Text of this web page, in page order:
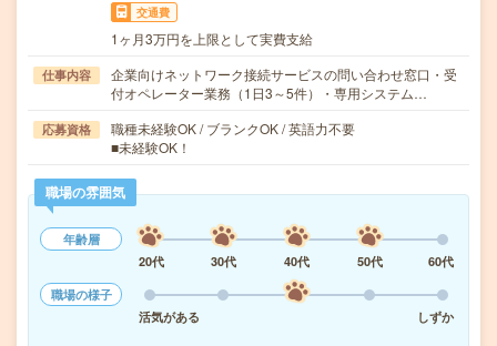
交通費
1ヶ月3万円を上限として実費支給
仕事内容
企業向けネットワーク接続サービスの問い合わせ窓口・受
付オペレーター業務（1日3～5件）・専用システム…
応募資格
職種未経験OK / ブランクOK / 英語力不要
■未経験OK！
職場の雰囲気
年齢層
20代
30代 40代 50代
60代
職場の様子
活気がある
しずか